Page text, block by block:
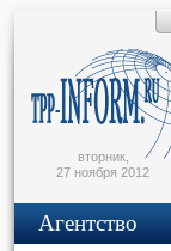
вторник,
27 ноября 2012
Агентство